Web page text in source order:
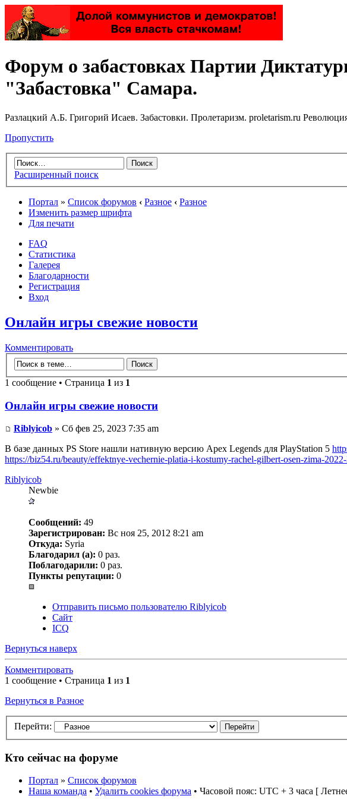
Форум о забастовках Партии
"Забастовка" Самара.
Разлацкий А.Б. Григорий Исаев. Забастовки. Пролетаризм. proletarism.ru
Пропустить
Расширенный поиск
Портал » Список форумов ‹ Разное ‹ Разное
Изменить размер шрифта
Для печати
FAQ
Статистика
Галерея
Благодарности
Регистрация
Вход
Онлайн игры свежие новости
Комментировать
1 сообщение • Страница 1 из 1
Онлайн игры свежие новости
Riblyicob » Сб фев 25, 2023 7:35 am
В базе данных PS Store нашли нативную версию Apex Legends для PlayStation 5
https://biz54.ru/beauty/effektnye-vechernie-platia-i-kostumy-rachel-gilbert-osen-zima-
Riblyicob
Newbie
Сообщений: 49
Зарегистрирован: Вс ноя 25, 2012 8:21 am
Откуда: Syria
Благодарил (а): 0 раз.
Поблагодарили: 0 раз.
Пункты репутации: 0
Отправить письмо пользователю Riblyicob
Сайт
ICQ
Вернуться наверх
Комментировать
1 сообщение • Страница 1 из 1
Вернуться в Разное
Перейти:
Кто сейчас на форуме
Портал » Список форумов
Наша команда • Удалить cookies форума • Часовой пояс: UTC + 3 часа [